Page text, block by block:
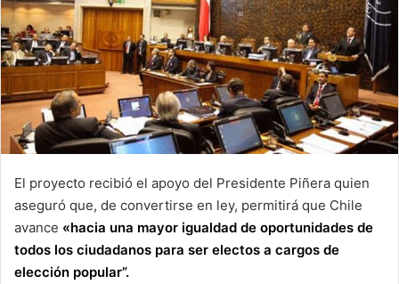
El proyecto recibió el apoyo del Presidente Piñera quien
aseguró que, de convertirse en ley, permitirá que Chile
avance «hacia una mayor igualdad de oportunidades de
todos los ciudadanos para ser electos a cargos de
elección popular”.